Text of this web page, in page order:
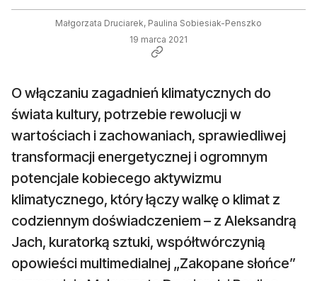
Małgorzata Druciarek, Paulina Sobiesiak-Penszko
19 marca 2021
O włączaniu zagadnień klimatycznych do
świata kultury, potrzebie rewolucji w
wartościach i zachowaniach, sprawiedliwej
transformacji energetycznej i ogromnym
potencjale kobiecego aktywizmu
klimatycznego, który łączy walkę o klimat z
codziennym doświadczeniem – z Aleksandrą
Jach, kuratorką sztuki, współtwórczynią
opowieści multimedialnej „Zakopane słońce”